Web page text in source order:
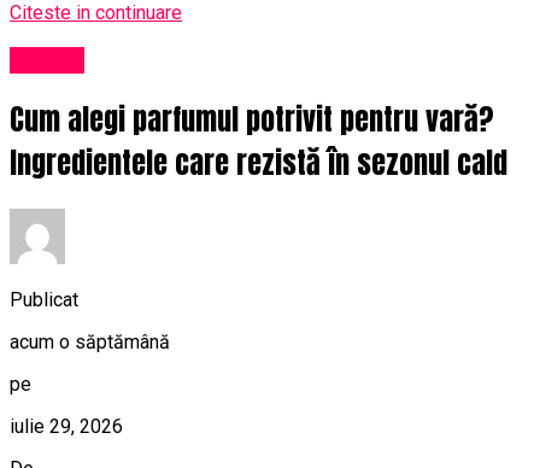
Citeste in continuare
Cum alegi parfumul potrivit pentru vară?
Ingredientele care rezistă în sezonul cald
Publicat
acum o săptămână
pe
iulie 29, 2026